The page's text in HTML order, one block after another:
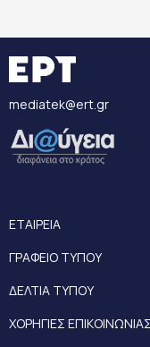
mediatek@ert.gr
ΕΤΑΙΡΕΙΑ
ΓΡΑΦΕΙΟ ΤΥΠΟΥ
ΔΕΛΤΙΑ ΤΥΠΟΥ
ΧΟΡΗΓΙΕΣ ΕΠΙΚΟΙΝΩΝΙΑΣ